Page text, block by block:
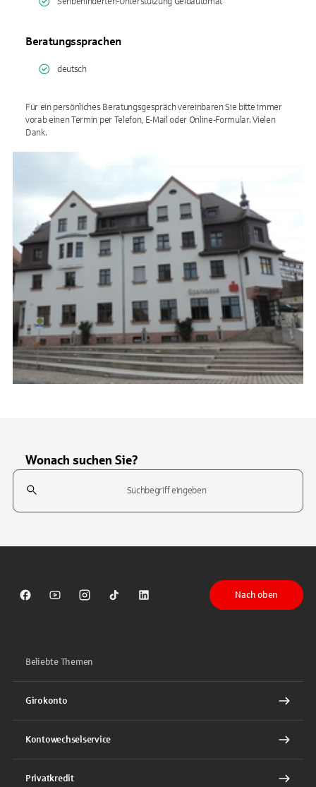
Beratungssprachen
deutsch
Für ein persönliches Beratungsgespräch vereinbaren Sie bitte immer
vorab einen Termin per Telefon, E-Mail oder Online-Formular. Vielen
Dank.
Wonach suchen Sie?
Suchfeld
Sparkasse auf Facebook
Sparkasse auf Youtube
Sparkasse auf Instagram
Sparkasse auf TikTok
Sparkasse auf LinkedIn
Nach oben
Beliebte Themen
Girokonto
Kontowechselservice
Privatkredit